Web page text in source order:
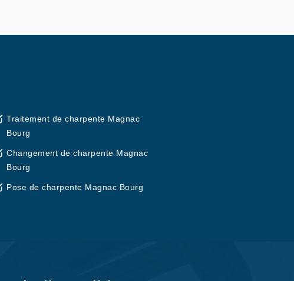
Traitement de charpente Magnac
Bourg
Changement de charpente Magnac
Bourg
Pose de charpente Magnac Bourg